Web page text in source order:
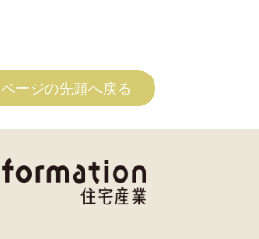
ページの先頭へ戻る